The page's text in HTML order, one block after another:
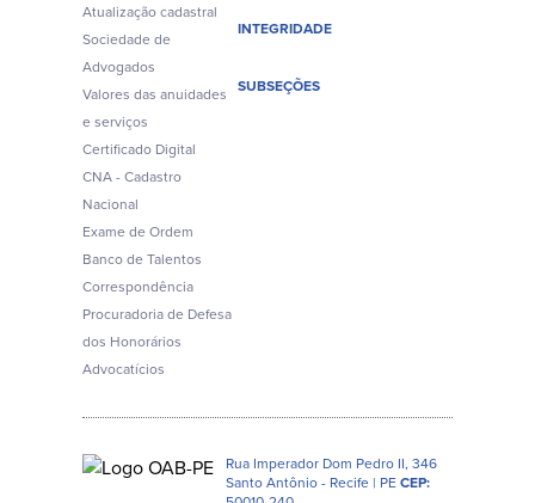
Atualização cadastral
Sociedade de
Advogados
Valores das anuidades
e serviços
Certificado Digital
CNA - Cadastro
Nacional
Exame de Ordem
Banco de Talentos
Correspondência
Procuradoria de Defesa
dos Honorários
Advocatícios
INTEGRIDADE
SUBSEÇÕES
Rua Imperador Dom Pedro II, 346
Santo Antônio - Recife | PECEP: